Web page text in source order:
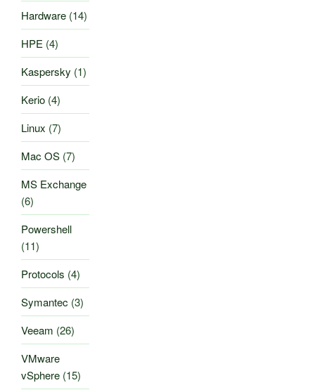
Hardware (14)
HPE (4)
Kaspersky (1)
Kerio (4)
Linux (7)
Mac OS (7)
MS Exchange
(6)
Powershell
(11)
Protocols (4)
Symantec (3)
Veeam (26)
VMware
vSphere (15)